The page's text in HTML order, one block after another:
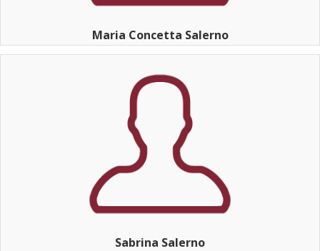
Maria Concetta Salerno
Sabrina Salerno